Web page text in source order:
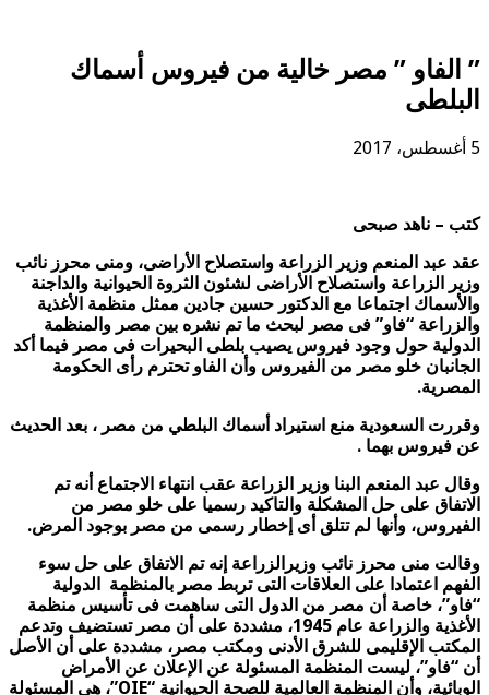
” الفاو ” مصر خالية من فيروس أسماك
البلطى
5 أغسطس، 2017
كتب – ناهد صبحى
عقد عبد المنعم وزير الزراعة واستصلاح الأراضى، ومنى محرز نائب
وزير الزراعة واستصلاح الأراضى لشئون الثروة الحيوانية والداجنة
والأسماك اجتماعا مع الدكتور حسين جادين ممثل منظمة الأغذية
والزراعة “فاو” فى مصر لبحث ما تم نشره بين مصر والمنظمة
الدولية حول وجود فيروس يصيب بلطى البحيرات فى مصر فيما أكد
الجانبان خلو مصر من الفيروس وأن الفاو تحترم رأى الحكومة
المصرية.
وقررت السعودية منع استيراد أسماك البلطي من مصر ، بعد الحديث
عن فيروس بهما .
وقال عبد المنعم البنا وزير الزراعة عقب انتهاء الاجتماع أنه تم
الاتفاق على حل المشكلة والتاكيد رسميا على خلو مصر من
الفيروس، وأنها لم تتلق أى إخطار رسمى من مصر بوجود المرض.
وقالت منى محرز نائب وزيرالزراعة إنه تم الاتفاق على حل سوء
الفهم اعتمادا على العلاقات التى تربط مصر بالمنظمة الدولية
“فاو”، خاصة أن مصر من الدول التى ساهمت فى تأسيس منظمة
الأغذية والزراعة عام 1945، مشددة على أن مصر تستضيف وتدعم
المكتب الإقليمى للشرق الأدنى ومكتب مصر، مشددة على أن الأصل
أن “فاو”، ليست المنظمة المسئولة عن الإعلان عن الأمراض
الوبائية، وأن المنظمة العالمية للصحة الحيوانية “OIE”، هى المسئولة